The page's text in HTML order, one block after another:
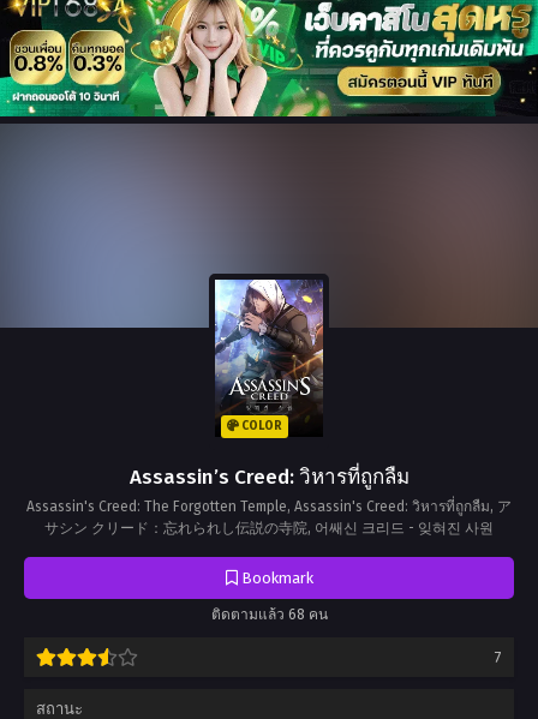
COLOR
Assassin’s Creed: วิหารที่ถูกลืม
Assassin's Creed: The Forgotten Temple, Assassin's Creed: วิหารที่ถูกลืม, ア
サシン クリード：忘れられし伝説の寺院, 어쌔신 크리드 - 잊혀진 사원
Bookmark
ติดตามแล้ว 68 คน
7
สถานะ